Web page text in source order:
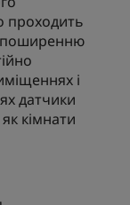
проходить
поширенню
і
датчики
кімнати